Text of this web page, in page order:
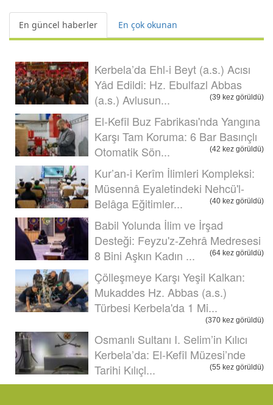
En güncel haberler En çok okunan
Kerbela’da Ehl-i Beyt (a.s.) Acısı
Yâd Edildi: Hz. Ebulfazl Abbas
(a.s.) Avlusun...
(39 kez görüldü)
El-Kefîl Buz Fabrikası'nda Yangına
Karşı Tam Koruma: 6 Bar Basınçlı
Otomatik Sön...
(42 kez görüldü)
Kur’an-i Kerîm İlimleri Kompleksi:
Müsennâ Eyaletindeki Nehcü'l-
Belâga Eğitimler...
(40 kez görüldü)
Babil Yolunda İlim ve İrşad
Desteği: Feyzu'z-Zehrâ Medresesi
8 Bini Aşkın Kadın ...
(64 kez görüldü)
Çölleşmeye Karşı Yeşil Kalkan:
Mukaddes Hz. Abbas (a.s.)
Türbesi Kerbela'da 1 Mi...
(370 kez görüldü)
Osmanlı Sultanı I. Selim’in Kılıcı
Kerbela’da: El-Kefîl Müzesi’nde
Tarihi Kılıçl...
(55 kez görüldü)